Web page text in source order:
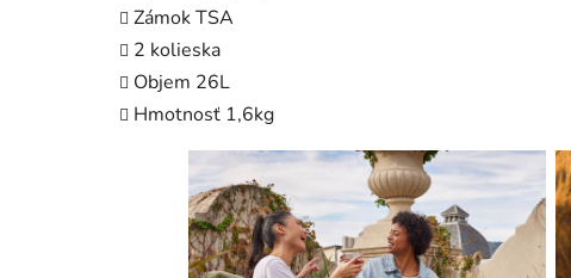
Zámok TSA
2 kolieska
Objem 26L
Hmotnosť 1,6kg